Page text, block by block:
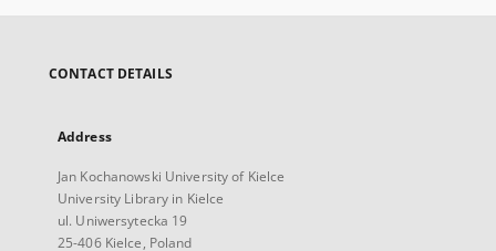
CONTACT DETAILS
Address
Jan Kochanowski University of Kielce
University Library in Kielce
ul. Uniwersytecka 19
25-406 Kielce, Poland